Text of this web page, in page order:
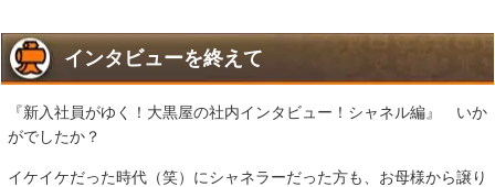
インタビューを終えて
『新入社員がゆく！大黒屋の社内インタビュー！シャネル編』 いか
がでしたか？
イケイケだった時代（笑）にシャネラーだった方も、お母様から譲り